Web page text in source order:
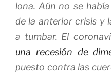
lona. Aún no se
de la anterior crisis y
a tumbar. El
una recesión de
puesto contra las